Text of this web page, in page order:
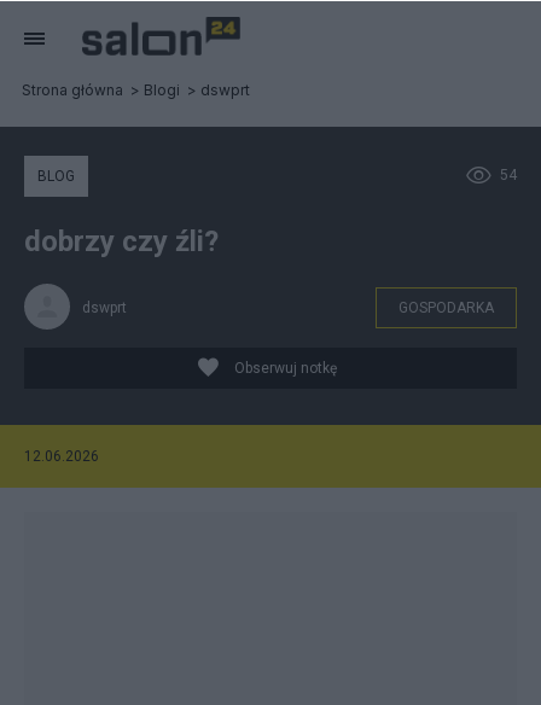
Strona główna Blogi dswprt
54
BLOG
dobrzy czy źli?
dswprt GOSPODARKA
Obserwuj notkę
12.06.2026